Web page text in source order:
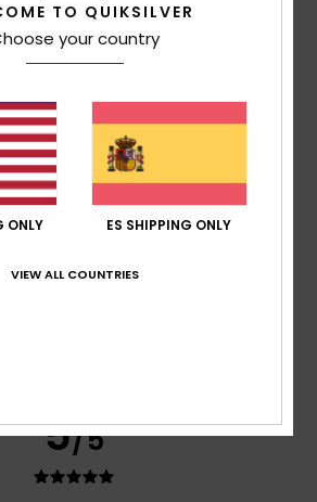
Color
4.7
5
5/5
TO QUIKSILVER
your country
ONLY ES SHIPPING ONLY
VIEW ALL COUNTRIES